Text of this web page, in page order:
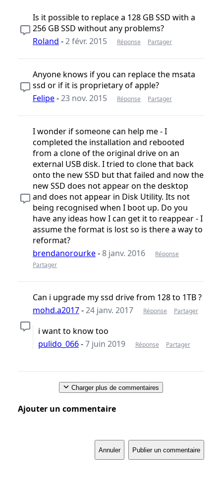
Is it possible to replace a 128 GB SSD with a
256 GB SSD without any problems?
Roland -2 févr. 2015 Réponse Partager
Anyone knows if you can replace the msata
ssd or if it is proprietary of apple?
Felipe-23 nov. 2015 Réponse Partager
I wonder if someone can help me - I
completed the installation and rebooted
from a clone of the original drive on an
external USB disk. I tried to clone that back
onto the new SSD but that failed and now the
new SSD does not appear on the desktop
and does not appear in Disk Utility. Its not
being recognised when I boot up. Do you
have any ideas how I can get it to reappear - I
assume the format is lost so is there a way to
reformat?
brendanorourke-8 janv. 2016
Réponse
Partager
Can i upgrade my ssd drive from 128 to 1TB ?
mohd.a2017-24 janv. 2017 Réponse Partager
i want to know too
pulido_066-7 juin 2019 Réponse Partager
Charger plus de commentaires
Ajouter un commentaire
Annuler Publier un commentaire